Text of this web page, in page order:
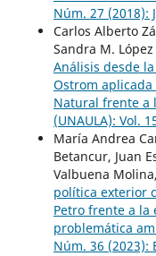
Núm. 27 (2018):
Carlos Alberto
Sandra M.
Análisis desde
Ostrom
Natural frente a
(UNAULA): Vol.
María Andrea
Betancur, Juan
Valbuena Molina,
política exterior
Petro frente a la
problemática
Núm. 36 (2023):